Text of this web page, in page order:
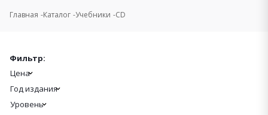
Главная Каталог Учебники CD
Фильтр:
Цена
Год издания
Уровень